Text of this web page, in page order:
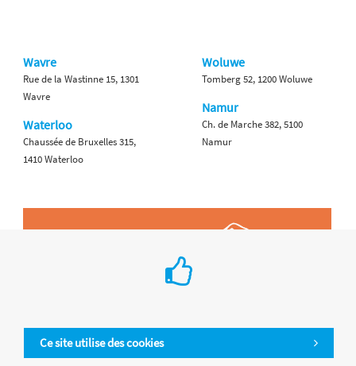
Ce site utilise des cookies
Wavre
Rue de la Wastinne 15, 1301
Wavre
Waterloo
Chaussée de Bruxelles 315,
1410 Waterloo
Woluwe
Tomberg 52, 1200 Woluwe
Namur
Ch. de Marche 382, 5100
Namur